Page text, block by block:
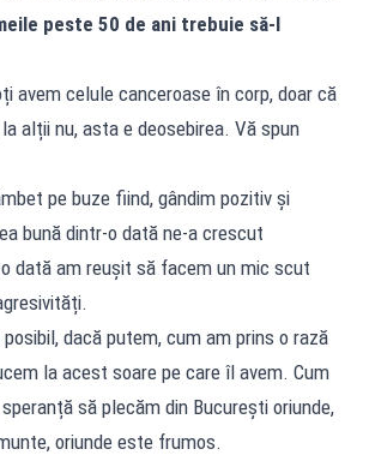
peste 50 de ani trebuie să-l
avem celule canceroase în corp, doar că
alții nu, asta e deosebirea. Vă spun
pe buze fiind, gândim pozitiv și
bună dintr-o dată ne-a crescut
dată am reușit să facem un mic scut
dacă putem, cum am prins o rază
la acest soare pe care îl avem. Cum
să plecăm din București oriunde,
oriunde este frumos.